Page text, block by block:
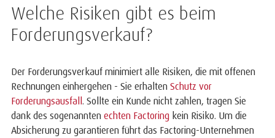
Welche Risiken gibt es beim
Forderungsverkauf?
Der Forderungsverkauf minimiert alle Risiken, die mit offenen
Rechnungen einhergehen - Sie erhalten Schutz vor
Forderungsausfall . Sollte ein Kunde nicht zahlen, tragen Sie
dank des sogenannten echten Factoring kein Risiko. Um die
Absicherung zu garantieren führt das Factoring-Unternehmen